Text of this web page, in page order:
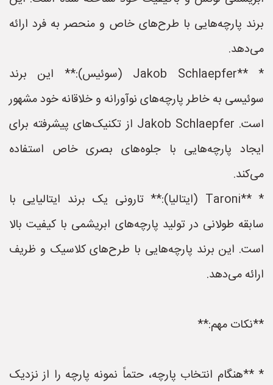
برند پارچه‌هایی با طرح‌های خاص و منحصر به فرد ارائه
می‌دهد.
* **Jakob Schlaepfer (سوئیس):** این برند
سوئیسی به خاطر پارچه‌های نوآورانه و خلاقانه خود مشهور
است. Jakob Schlaepfer از تکنیک‌های پیشرفته برای
ایجاد پارچه‌هایی با جلوه‌های بصری خاص استفاده
می‌کند.
* **Taroni (ایتالیا):** تارونی یک برند ایتالیایی با
سابقه طولانی در تولید پارچه‌های ابریشمی با کیفیت بالا
است. این برند پارچه‌هایی با طرح‌های کلاسیک و ظریف
ارائه می‌دهد.
**نکات مهم:**
* **هنگام انتخاب پارچه، حتماً نمونه پارچه را از نزدیک